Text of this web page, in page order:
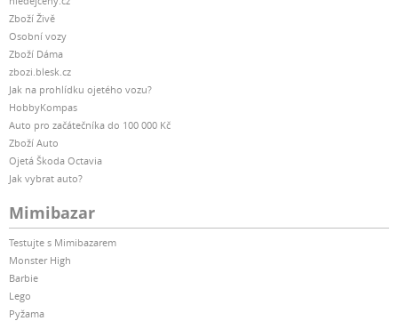
Zboží Živě
Osobní vozy
Zboží Dáma
zbozi.blesk.cz
Jak na prohlídku ojetého vozu?
HobbyKompas
Auto pro začátečníka do 100 000 Kč
Zboží Auto
Ojetá Škoda Octavia
Jak vybrat auto?
Mimibazar
Testujte s Mimibazarem
Monster High
Barbie
Lego
Pyžama